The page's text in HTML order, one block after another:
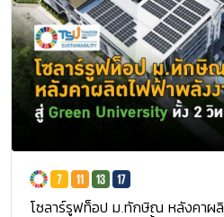
โซลาร์รูฟท็อป ม.ทักษิณ หลังคาผ